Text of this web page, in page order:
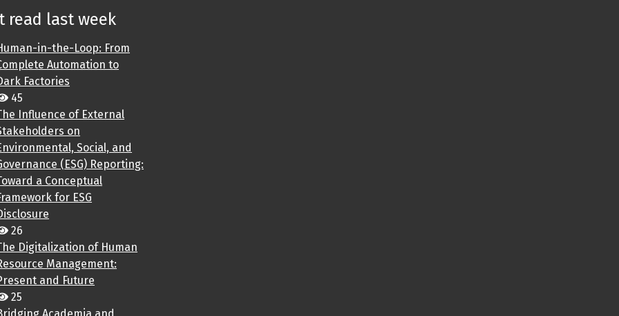
read last week
in-the-Loop: From
Automation to
Factories
45
Influence of External
on
Social, and
(ESG) Reporting:
a Conceptual
for ESG
26
Digitalization of Human
Management:
and Future
25